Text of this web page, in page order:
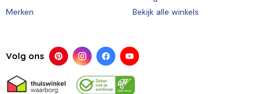
Merken
Bekijk alle winkels
Volg ons